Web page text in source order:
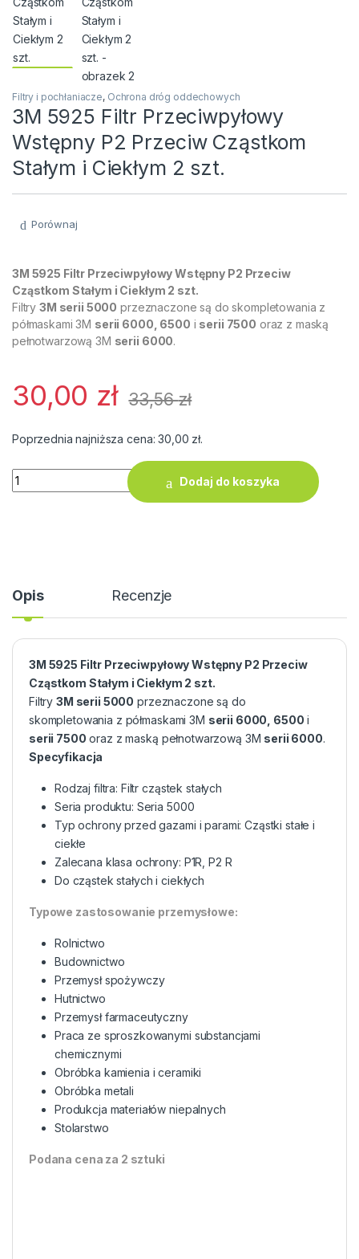
Filtry i pochłaniacze, Ochrona dróg oddechowych
3M 5925 Filtr Przeciwpyłowy
Wstępny P2 Przeciw Cząstkom
Stałym i Ciekłym 2 szt.
Porównaj
3M 5925 Filtr Przeciwpyłowy Wstępny P2 Przeciw
Cząstkom Stałym i Ciekłym 2 szt.
Filtry3M serii 5000 przeznaczone są do skompletowania z
półmaskami 3M serii 6000, 6500 i serii 7500 oraz z maską
pełnotwarzową 3M serii 6000.
30,00 zł 33,56zł
Poprzednia najniższa cena:30,00 zł.
ilość 3M 5925 Filtr Przeciwpyłowy Wstępny P2 Przeciw
Dodaj do koszyka
Opis Recenzje
3M 5925 Filtr Przeciwpyłowy Wstępny P2 Przeciw
Cząstkom Stałym i Ciekłym 2 szt.
Filtry3M serii 5000 przeznaczone są do
skompletowania z półmaskami 3M serii 6000, 6500 i
serii 7500 oraz z maską pełnotwarzową 3M serii 6000.
Specyfikacja
Rodzaj filtra: Filtr cząstek stałych
Seria produktu: Seria 5000
Typ ochrony przed gazami i parami: Cząstki stałe i
ciekłe
Zalecana klasa ochrony: P1R, P2 R
Do cząstek stałych i ciekłych
Typowe zastosowanie przemysłowe:
Rolnictwo
Budownictwo
Przemysł spożywczy
Hutnictwo
Przemysł farmaceutyczny
Praca ze sproszkowanymi substancjami
chemicznymi
Obróbka kamienia i ceramiki
Obróbka metali
Produkcja materiałów niepalnych
Stolarstwo
Podana cena za 2 sztuki